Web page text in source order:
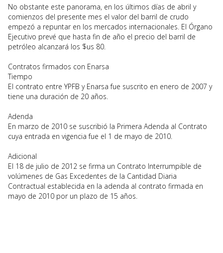
No obstante este panorama, en los últimos días de abril y
comienzos del presente mes el valor del barril de crudo
empezó a repuntar en los mercados internacionales. El Órgano
Ejecutivo prevé que hasta fin de año el precio del barril de
petróleo alcanzará los $us 80.
Contratos firmados con Enarsa
Tiempo
El contrato entre YPFB y Enarsa fue suscrito en enero de 2007 y
tiene una duración de 20 años.
Adenda
En marzo de 2010 se suscribió la Primera Adenda al Contrato
cuya entrada en vigencia fue el 1 de mayo de 2010.
Adicional
El 18 de julio de 2012 se firma un Contrato Interrumpible de
volúmenes de Gas Excedentes de la Cantidad Diaria
Contractual establecida en la adenda al contrato firmada en
mayo de 2010 por un plazo de 15 años.